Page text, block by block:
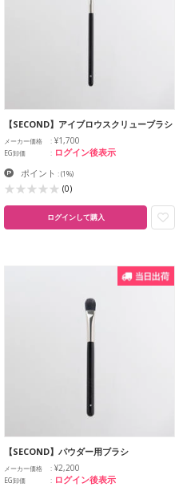
【SECOND】アイブロウスクリューブラシ
メーカー価格 ¥1,700
EG卸価 ログイン後表示
ポイント :(1%)
(0)
ログインして購入
【SECOND】パウダー用ブラシ
メーカー価格 ¥2,200
EG卸価 ログイン後表示